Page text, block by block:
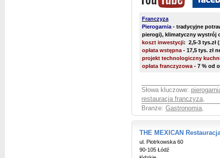
Franczyza
Pierogarnia - tradycyjne
pierogi), klimatyczny wystrój
koszt inwestycji: 2,5-3 tys.zł
opłata wstępna - 17,5 tys. zł
projekt technologiczny
opłata franczyzowa - 7 % od
Słowa kluczowe:
restauracja franczyza,
Branże: Gastronomia,
THE MEXICAN
ul. Piotrkowska 60
90-105 Łódź